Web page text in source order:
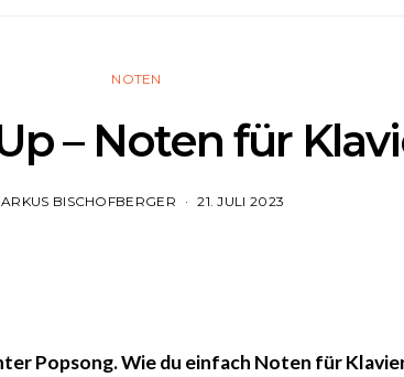
NOTEN
– Noten für
BISCHOFBERGER 21. JULI 2023
Popsong. Wie du einfach Noten für